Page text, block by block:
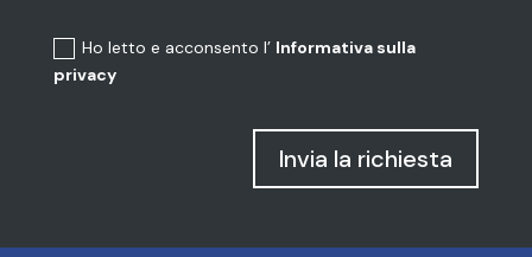
Ho letto e acconsento l’ Informativa sulla
privacy
Invia la richiesta